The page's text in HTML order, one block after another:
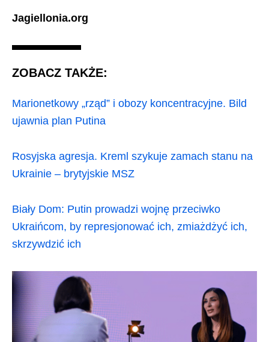
Jagiellonia.org
ZOBACZ TAKŻE:
Marionetkowy „rząd” i obozy koncentracyjne. Bild
ujawnia plan Putina
Rosyjska agresja. Kreml szykuje zamach stanu na
Ukrainie – brytyjskie MSZ
Biały Dom: Putin prowadzi wojnę przeciwko
Ukraińcom, by represjonować ich, zmiażdżyć ich,
skrzywdzić ich